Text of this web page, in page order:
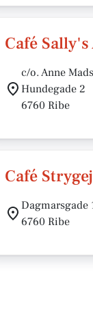
Café Sally's
c/o. Anne
Hundegade 2
6760 Ribe
Café
Dagmarsgade
6760 Ribe